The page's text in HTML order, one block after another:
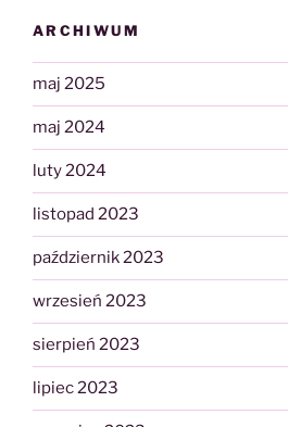
ARCHIWUM
maj 2025
maj 2024
luty 2024
listopad 2023
październik 2023
wrzesień 2023
sierpień 2023
lipiec 2023